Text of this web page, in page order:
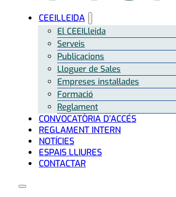
CEEILLEIDA
El CEEILleida
Serveis
Publicacions
Lloguer de Sales
Empreses instal·lades
Formació
Reglament
CONVOCATÒRIA D’ACCÉS
REGLAMENT INTERN
NOTÍCIES
ESPAIS LLIURES
CONTACTAR